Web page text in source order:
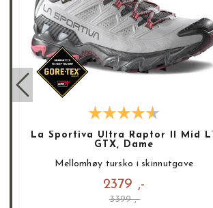
La Sportiva Ultra Raptor II Mid LT
GTX, Dame
Mellomhøy tursko i skinnutgave
2379 ,-
3399 ,-